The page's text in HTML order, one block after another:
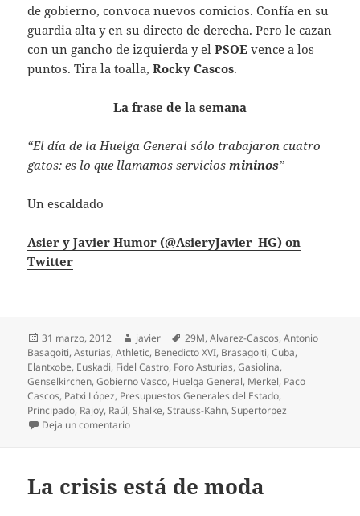
de gobierno, convoca nuevos comicios. Confía en su
guardia alta y en su directo de derecha. Pero le cazan
con un gancho de izquierda y el PSOE vence a los
puntos. Tira la toalla, Rocky Cascos.
La frase de la semana
“El día de la Huelga General sólo trabajaron cuatro
gatos: es lo que llamamos serviciosmininos”
Un escaldado
Asier y Javier Humor (@AsieryJavier_HG) on
Twitter
Publicado
el
31 marzo, 2012 Autor
javier Etiquetas
29M,Alvarez-Cascos,Antonio
Basagoiti,Asturias,Athletic, Benedicto XVI, Brasagoiti,Cuba,
Elantxobe, Euskadi, Fidel Castro, Foro Asturias,Gasiolina,
Genselkirchen,Gobierno Vasco, Huelga General, Merkel, Paco
Cascos, Patxi López, Presupuestos Generales del Estado,
Principado, Rajoy, Raúl,Shalke,Strauss-Kahn,Supertorpez
Deja un comentarioen Huelga a la generala
La crisis está de moda